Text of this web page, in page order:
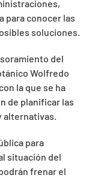
para conocer las
soluciones.
del
Wolfredo
la que se ha
de planificar las
alternativas.
para
situación del
frenar el